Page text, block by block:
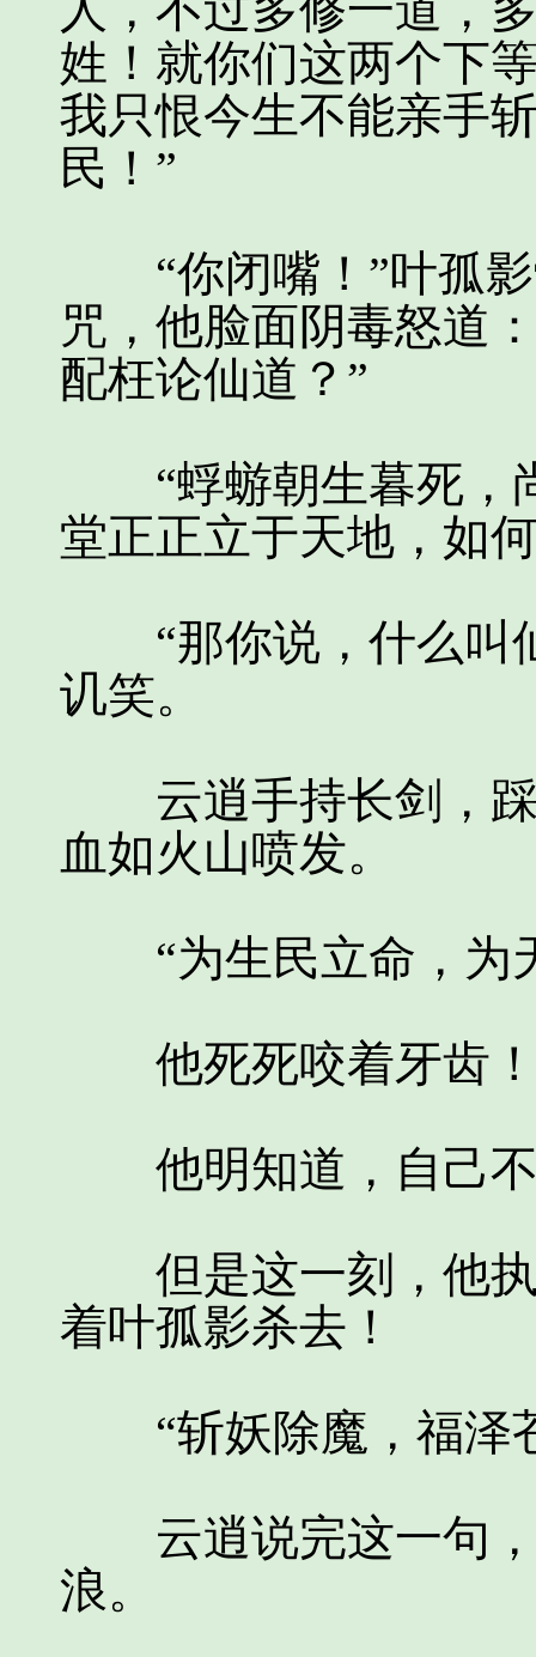
姓！就你们这两个下
我只恨今生不能亲手
民！”
“你闭嘴！”叶孤影
咒，他脸面阴毒怒道
配枉论仙道？”
“蜉蝣朝生暮死，
堂正正立于天地，如
“那你说，什么叫
讥笑。
云逍手持长剑，踩
血如火山喷发。
“为生民立命，为
他死死咬着牙齿
他明知道，自己不
但是这一刻，他执
着叶孤影杀去！
“斩妖除魔，福泽
云逍说完这一句，
浪。